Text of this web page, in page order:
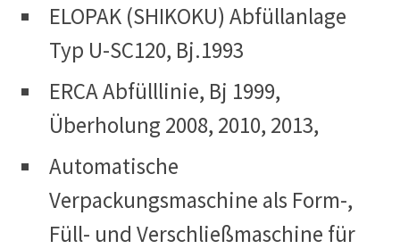
ELOPAK (SHIKOKU) Abfüllanlage
Typ U-SC120, Bj.1993
ERCA Abfülllinie, Bj 1999,
Überholung 2008, 2010, 2013,
Automatische
Verpackungsmaschine als Form-,
Füll- und Verschließmaschine für